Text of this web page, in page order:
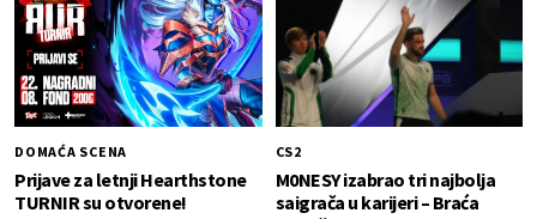
DOMAĆA SCENA
Prijave za letnji Hearthstone
TURNIR su otvorene!
CS2
M0NESY izabrao tri najbolja
saigrača u karijeri – Braća